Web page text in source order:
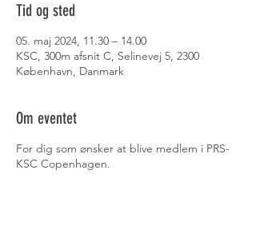
Tid og sted
05. maj 2024, 11.30 – 14.00
KSC, 300m afsnit C, Selinevej 5, 2300
København, Danmark
Om eventet
For dig som ønsker at blive medlem i PRS-
KSC Copenhagen.